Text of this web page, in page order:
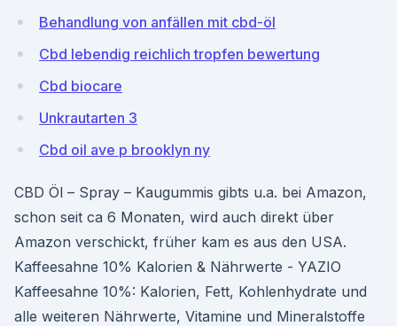
Behandlung von anfällen mit cbd-öl
Cbd lebendig reichlich tropfen bewertung
Cbd biocare
Unkrautarten 3
Cbd oil ave p brooklyn ny
CBD Öl – Spray – Kaugummis gibts u.a. bei Amazon,
schon seit ca 6 Monaten, wird auch direkt über
Amazon verschickt, früher kam es aus den USA.
Kaffeesahne 10% Kalorien & Nährwerte - YAZIO
Kaffeesahne 10%: Kalorien, Fett, Kohlenhydrate und
alle weiteren Nährwerte, Vitamine und Mineralstoffe